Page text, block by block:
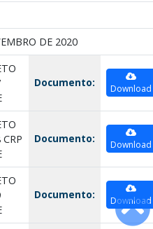
DE 2020
Documento: Download
CRP
Documento: Download
Documento: Download